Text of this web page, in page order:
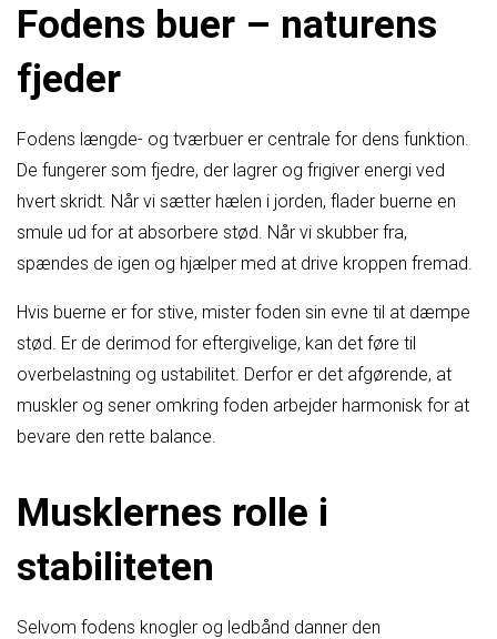
Fodens buer – naturens
fjeder
Fodens længde- og tværbuer er centrale for dens funktion.
De fungerer som fjedre, der lagrer og frigiver energi ved
hvert skridt. Når vi sætter hælen i jorden, flader buerne en
smule ud for at absorbere stød. Når vi skubber fra,
spændes de igen og hjælper med at drive kroppen fremad.
Hvis buerne er for stive, mister foden sin evne til at dæmpe
stød. Er de derimod for eftergivelige, kan det føre til
overbelastning og ustabilitet. Derfor er det afgørende, at
muskler og sener omkring foden arbejder harmonisk for at
bevare den rette balance.
Musklernes rolle i
stabiliteten
Selvom fodens knogler og ledbånd danner den